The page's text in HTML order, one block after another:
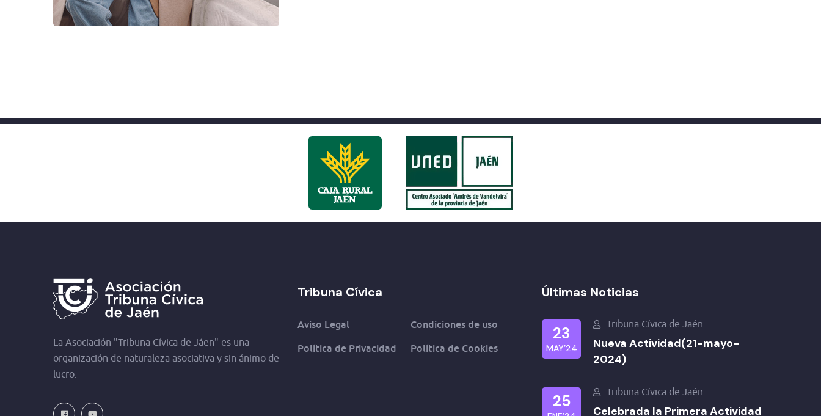
La Asociación "Tribuna Cívica de Jáen" es una
organización de naturaleza asociativa y sin ánimo de
lucro.
Tribuna Cívica
Aviso Legal
Condiciones de uso
Política de Privacidad
Política de Cookies
Últimas Noticias
23
MAY’24
Tribuna Cívica de Jaén
Nueva Actividad(21-mayo-
2024)
25 Tribuna Cívica de Jaén
Celebrada la Primera Actividad